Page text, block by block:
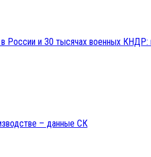
в России и 30 тысячах военных
– данные СК